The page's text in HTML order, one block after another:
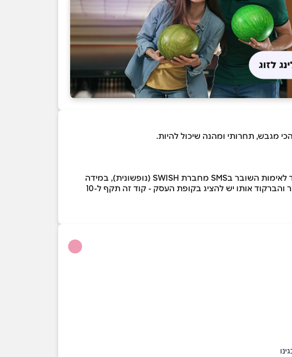
מגבש, תחרותי ומהנה שיכול להיות.
לאחר רכישת השובר, תקבלו לנייד/למייל לינק למימוש השובר, יש להיכנס ללינק ולהזין נייד לאימות השובר בSMS מחברת SWISH (נופשונית), במידה
והינך נמצא.ת בבית העסק יש ללחוץ על "אני רוצה לממש את ההטבה" ואז יוצג הקוד שובר והברקוד אותו יש להציג בקופת העסק - קוד זה תקף ל-10